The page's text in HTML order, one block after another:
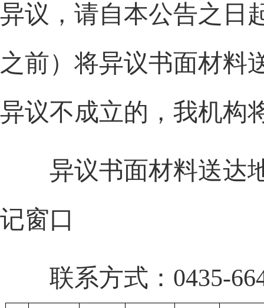
异议，请自本公告之日
之前）将异议书面材料
异议不成立的，我机构
异议书面材料送达地
记窗口
联系方式：0435-